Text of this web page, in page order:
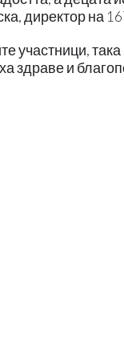
директор на
участници,
здраве и